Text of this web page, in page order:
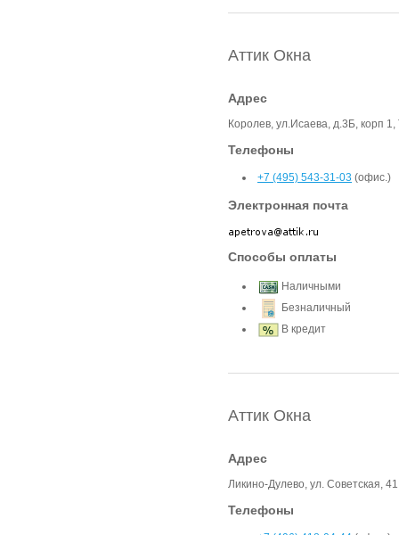
Аттик Окна
Адрес
Королев, ул.Исаева, д.3Б, корп
Телефоны
+7 (495) 543-31-03 (офис.)
Электронная почта
Способы оплаты
Наличными
Безналичный
В кредит
Аттик Окна
Адрес
Ликино-Дулево, ул. Советская,
Телефоны